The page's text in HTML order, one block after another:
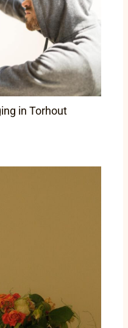
in Torhout